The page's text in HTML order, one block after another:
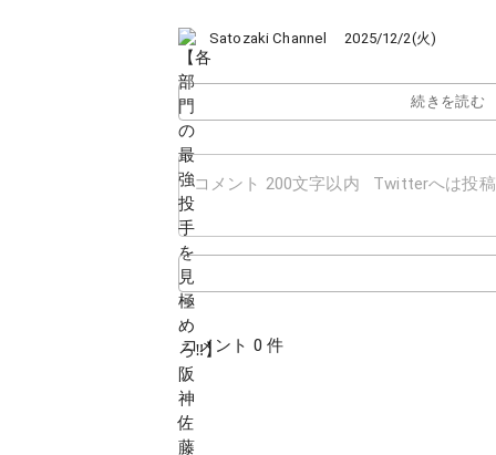
Satozaki Channel 2025/12/2(火)
続きを読む
コメント 0 件